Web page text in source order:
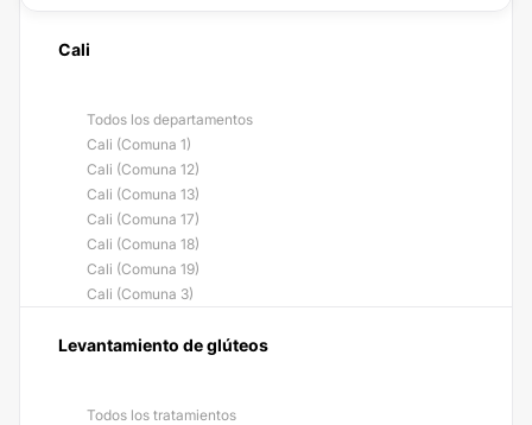
Cali
Todos los departamentos
Cali (Comuna 1)
Cali (Comuna 12)
Cali (Comuna 13)
Cali (Comuna 17)
Cali (Comuna 18)
Cali (Comuna 19)
Cali (Comuna 3)
Levantamiento de glúteos
Todos los tratamientos